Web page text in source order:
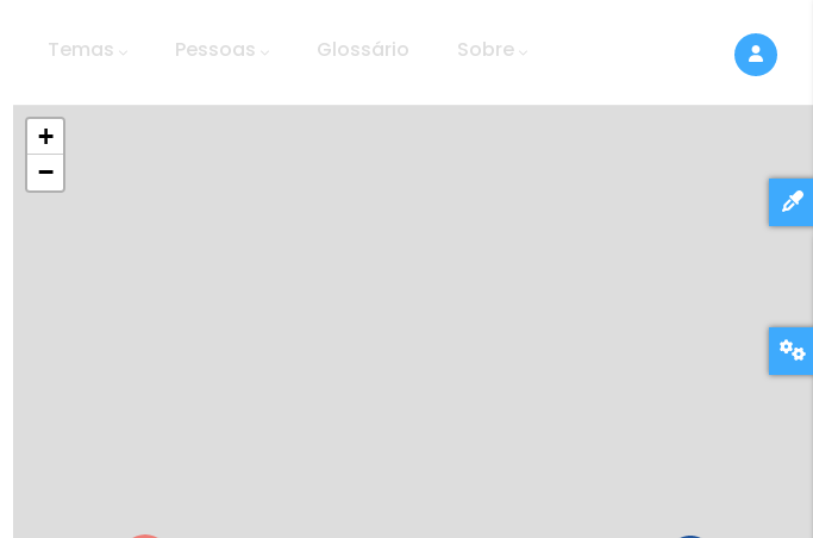
Temas Pessoas Glossário Sobre
+
−